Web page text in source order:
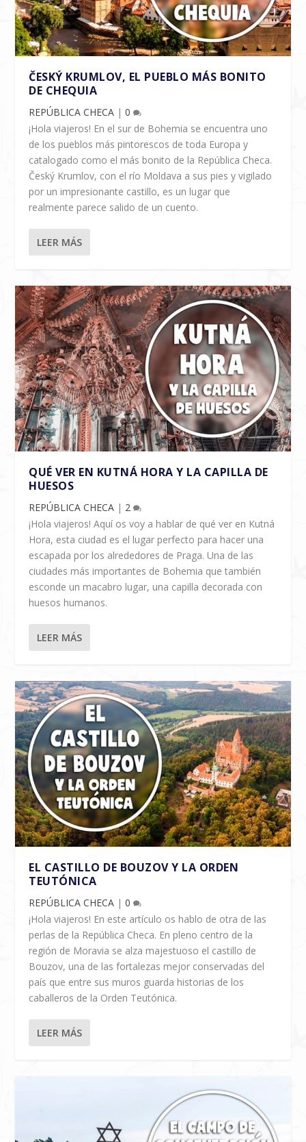
ČESKÝ KRUMLOV, EL PUEBLO MÁS BONITO
DE CHEQUIA
REPÚBLICA CHECA |0
¡Hola viajeros! En el sur de Bohemia se encuentra uno
de los pueblos más pintorescos de toda Europa y
catalogado como el más bonito de la República Checa.
Český Krumlov, con el río Moldava a sus pies y vigilado
por un impresionante castillo, es un lugar que
realmente parece salido de un cuento.
LEER MÁS
QUÉ VER EN KUTNÁ HORA Y LA CAPILLA DE
HUESOS
REPÚBLICA CHECA | 2
¡Hola viajeros! Aquí os voy a hablar de qué ver en Kutná
Hora, esta ciudad es el lugar perfecto para hacer una
escapada por los alrededores de Praga. Una de las
ciudades más importantes de Bohemia que también
esconde un macabro lugar, una capilla decorada con
huesos humanos.
LEER MÁS
EL CASTILLO DE BOUZOV Y LA ORDEN
TEUTÓNICA
REPÚBLICA CHECA |0
¡Hola viajeros! En este artículo os hablo de otra de las
perlas de la República Checa. En pleno centro de la
región de Moravia se alza majestuoso el castillo de
Bouzov, una de las fortalezas mejor conservadas del
país que entre sus muros guarda historias de los
caballeros de la Orden Teutónica.
LEER MÁS